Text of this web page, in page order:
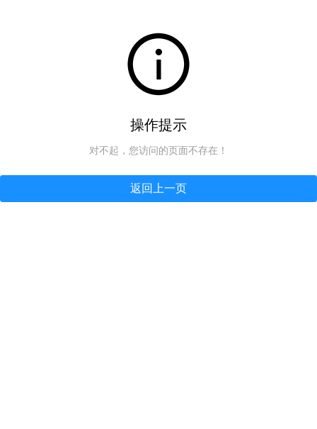
操作提示
对不起，您访问的页面不存在！
返回上一页